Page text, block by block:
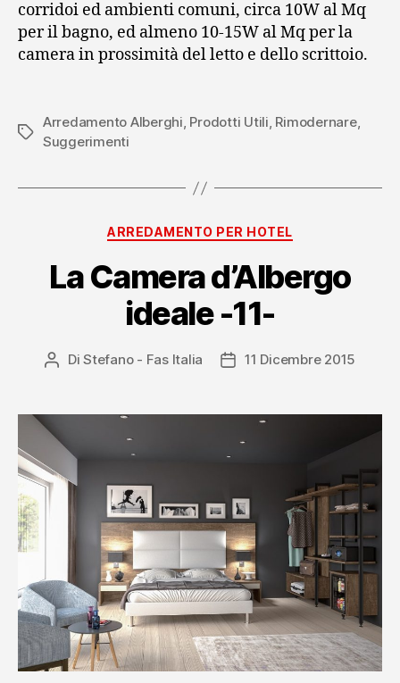
corridoi ed ambienti comuni, circa 10W al Mq
per il bagno, ed almeno 10-15W al Mq per la
camera in prossimità del letto e dello scrittoio.
Tag
Arredamento Alberghi, Prodotti Utili, Rimodernare,
Suggerimenti
Categorie
ARREDAMENTO PER HOTEL
La Camera d’Albergo
ideale -11-
Autore
DiStefano - Fas Italia
Data11 Dicembre 2015